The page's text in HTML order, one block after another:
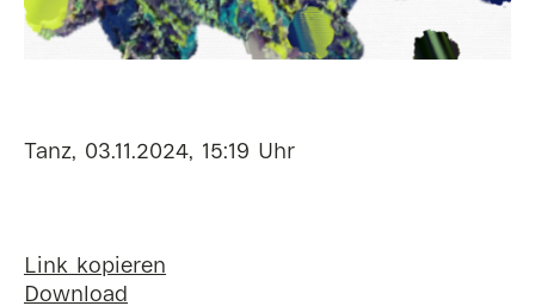
Tanz, 03.11.2024, 15:19 Uhr
Link kopieren
Download